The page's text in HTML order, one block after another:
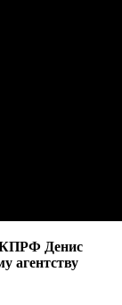
КПРФ Денис
агентству